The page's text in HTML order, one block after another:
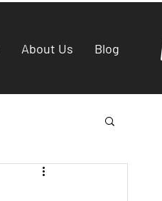
About Us Blog